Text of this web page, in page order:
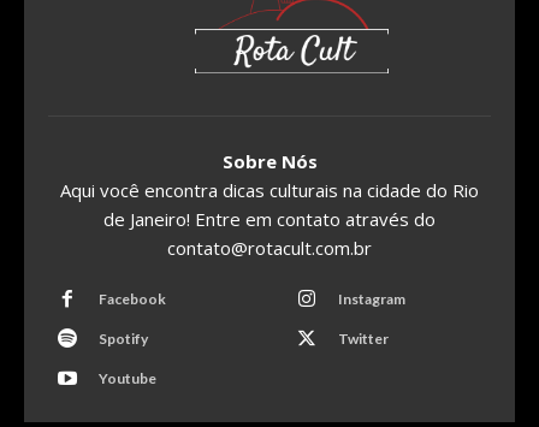
Sobre Nós
Aqui você encontra dicas culturais na cidade do Rio
de Janeiro! Entre em contato através do
contato@rotacult.com.br
Facebook Instagram
Spotify Twitter
Youtube